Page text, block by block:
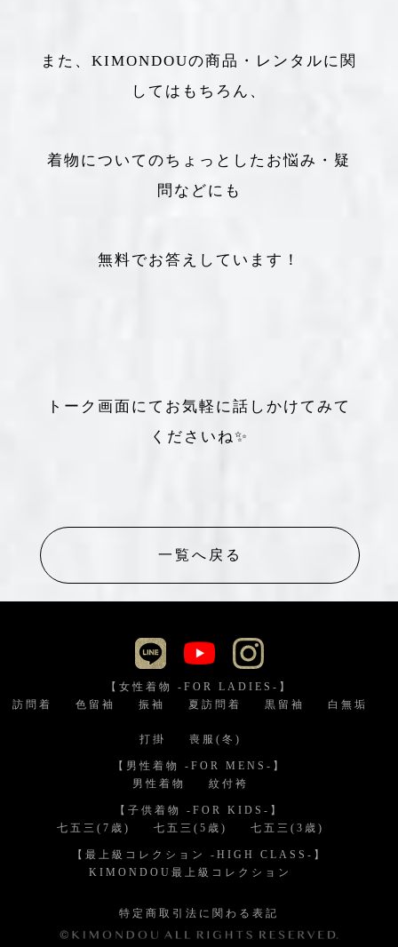
また、KIMONDOUの商品・レンタルに関
してはもちろん、
着物についてのちょっとしたお悩み・疑
問などにも
無料でお答えしています！
トーク画面にてお気軽に話しかけてみて
くださいね✨
一覧へ戻る
【女性着物 -FOR LADIES-】
訪問着
色留袖 振袖 夏訪問着 黒留袖 白無垢
打掛 喪服(冬)
【男性着物 -FOR MENS-】
男性着物
紋付袴
【子供着物 -FOR KIDS-】
七五三(7歳)
七五三(5歳) 七五三(3歳)
【最上級コレクション -HIGH CLASS-】
KIMONDOU最上級コレクション
特定商取引法に関わる表記